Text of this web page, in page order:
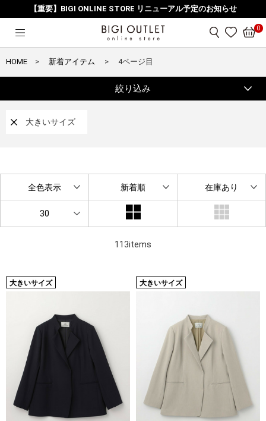
【重要】BIGI ONLINE STORE リニューアル予定のお知らせ
0
HOME 新着アイテム 4ページ目
絞り込み
大きいサイズ
113items
全色表示 新着順 在庫あり
30
大きいサイズ 大きいサイズ